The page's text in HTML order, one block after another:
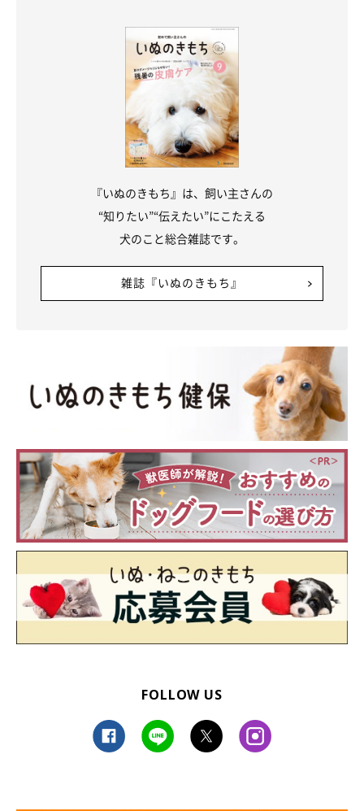
犬が部屋で退屈しているときなど、飼い主さんを横目で見ながら
ペロペロ。飼い主さんの前でばかりなめるのは、なめている姿を
気にかけてかまってくれるのを待っています。同じく、飼い主さ
んへのアピールのために物や飼い主さんの手をなめることもあり
ます。
●どう対処したらいいの？
「なめちゃダメよ」と飼い主さんが反応すると、ますますなめる
ように。ほかの部屋に行くなどして取り合わないようにしたり、
愛犬がなめていないときにしっかり遊んだりかまってあげて満足
いかがでしたか？ 「言葉で体調を表すことができない犬は、体
て表面化しているケースが多くあります。日ごろから愛犬のしぐ
さなどを観察し、定期的に健康診断やドッグドックなどを受けて
『いぬのきもち』は、飼い主さんの
“知りたい”“伝えたい”にこたえる
犬のこと総合雑誌です。
雑誌『いぬのきもち』
FOLLOW US